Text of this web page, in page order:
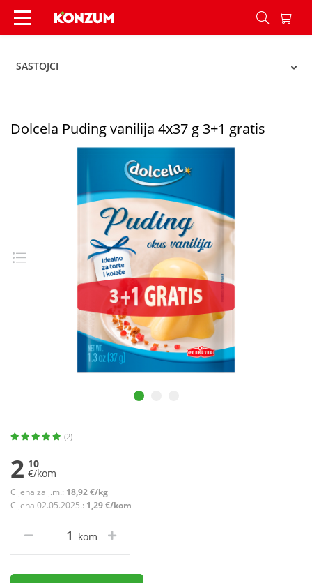
Dolcela Puding vanilija 4x37 g 3+1 gratis -
SASTOJCI
Dolcela Puding vanilija 4x37 g 3+1 gratis
(2)
2 10
€/kom
Cijena za j.m.: 18,92 €/kg
Cijena 02.05.2025.: 1,29 €/kom
kom